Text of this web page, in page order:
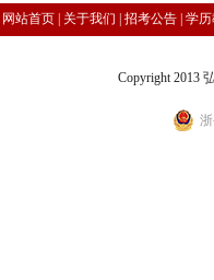
网站首页| 关于我们 招考公告| 学
Copyright 2013